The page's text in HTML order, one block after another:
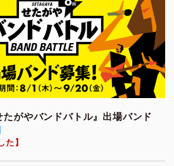
たがやバンドバトル』出場バンド
た】